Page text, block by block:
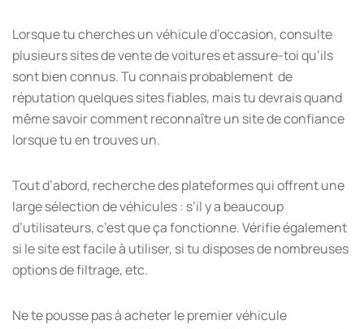
Lorsque tu cherches un véhicule d’occasion, consulte
plusieurs sites de vente de voitures et assure-toi qu’ils
sont bien connus. Tu connais probablement de
réputation quelques sites fiables, mais tu devrais quand
même savoir comment reconnaître un site de confiance
lorsque tu en trouves un.
Tout d’abord, recherche des plateformes qui offrent une
large sélection de véhicules : s’il y a beaucoup
d’utilisateurs, c’est que ça fonctionne. Vérifie également
si le site est facile à utiliser, si tu disposes de nombreuses
options de filtrage, etc.
Ne te pousse pas à acheter le premier véhicule